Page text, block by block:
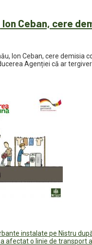
Ceban, cere
Ion Ceban, cere
Agenției că ar
instalate pe Nistru
afectat o linie de transport